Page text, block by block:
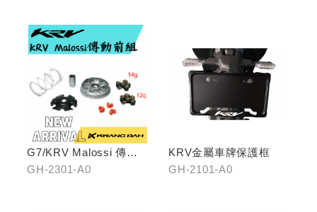
G7/KRV Malossi 傳動
前組
GH-2301-A0
KRV金屬車牌保護框
GH-2101-A0